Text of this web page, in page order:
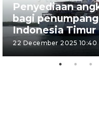
Penyediaan
bagi
Indonesia Timur
22 December 2025 10:40